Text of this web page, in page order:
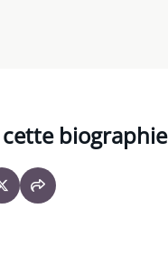
biographie